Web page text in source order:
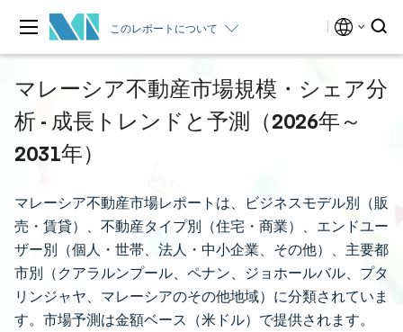
このレポートについて
マレーシア不動産市場規模・シェア分
析 - 成長トレンドと予測（2026年～
2031年）
マレーシア不動産市場レポートは、ビジネスモデル別（販
売・賃貸）、不動産タイプ別（住宅・商業）、エンドユー
ザー別（個人・世帯、法人・中小企業、その他）、主要都
市別（クアラルンプール、ペナン、ジョホールバル、プタ
リンジャヤ、マレーシアのその他地域）に分類されていま
す。市場予測は金額ベース（米ドル）で提供されます。